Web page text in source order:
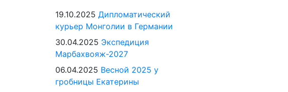
19.10.2025 Дипломатический
курьер Монголии в Германии
30.04.2025 Экспедиция
Марбахвояж-2027
06.04.2025 Весной 2025 у
гробницы Екатерины